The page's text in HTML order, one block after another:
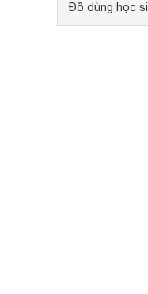
Đồ dùng học